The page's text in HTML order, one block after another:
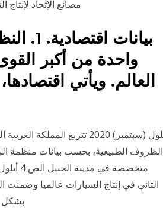
واحدة من أكبر
العالم. ويأتي
الظروف الطبيعية، بحسب بيانات منظمة
بشكل